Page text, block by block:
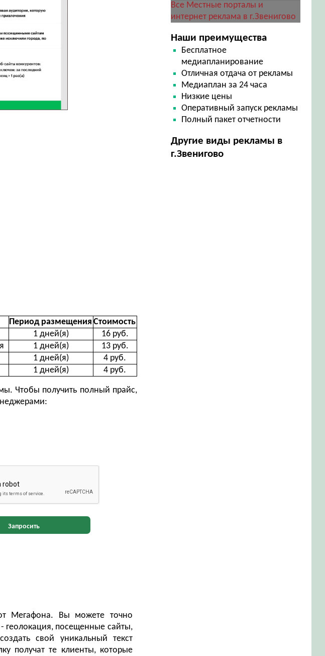
Период размещения Стоимость
1 дней(я)
16 руб.
1 дней(я)
13 руб.
1 дней(я)
4 руб.
1 дней(я) 4 руб.
Чтобы получить полный прайс,
Запросить
Мегафона. Вы можете точно
геолокация, посещенные сайты,
свой уникальный текст
получат те клиенты, которые
Все Местные порталы и
интернет реклама в г.Звенигово
Наши преимущества
Бесплатное
медиапланирование
Отличная отдача от рекламы
Медиаплан за 24 часа
Низкие цены
Оперативный запуск рекламы
Полный пакет отчетности
Другие виды рекламы в
г.Звенигово